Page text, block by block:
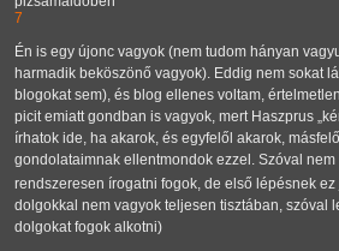
7
Én is egy újonc vagyok (nem tudom hányan
harmadik beköszönő vagyok). Eddig nem sokat
blogokat sem), és blog ellenes voltam,
picit emiatt gondban is vagyok, mert Haszprus
írhatok ide, ha akarok, és egyfelől akarok,
gondolataimnak ellentmondok ezzel. Szóval
rendszeresen írogatni fogok, de első lépésnek
dolgokkal nem vagyok teljesen tisztában, szóval
dolgokat fogok alkotni)